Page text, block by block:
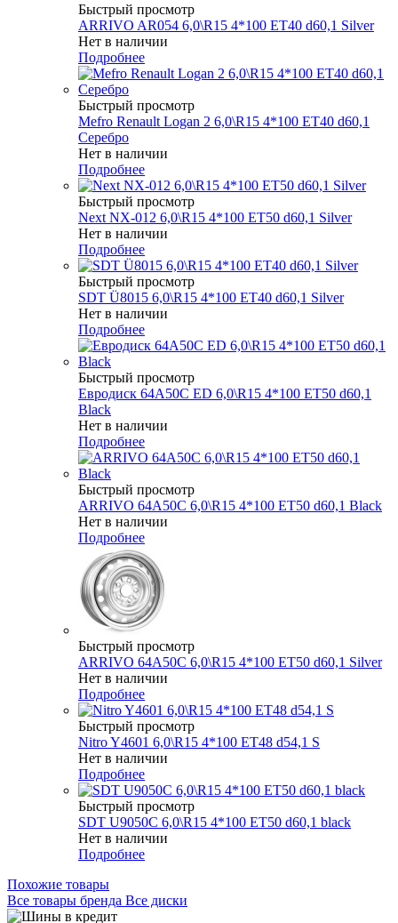
Быстрый просмотр
ARRIVO AR054 6,0\R15 4*100 ET40 d60,1 Silver
Нет в наличии
Подробнее
Быстрый просмотр
Mefro Renault Logan 2 6,0\R15 4*100 ET40 d60,1
Серебро
Нет в наличии
Подробнее
Быстрый просмотр
Next NX-012 6,0\R15 4*100 ET50 d60,1 Silver
Нет в наличии
Подробнее
Быстрый просмотр
SDT Ü8015 6,0\R15 4*100 ET40 d60,1 Silver
Нет в наличии
Подробнее
Быстрый просмотр
Евродиск 64A50C ED 6,0\R15 4*100 ET50 d60,1
Black
Нет в наличии
Подробнее
Быстрый просмотр
ARRIVO 64A50C 6,0\R15 4*100 ET50 d60,1 Black
Нет в наличии
Подробнее
Быстрый просмотр
ARRIVO 64A50C 6,0\R15 4*100 ET50 d60,1 Silver
Нет в наличии
Подробнее
Быстрый просмотр
Nitro Y4601 6,0\R15 4*100 ET48 d54,1 S
Нет в наличии
Подробнее
Быстрый просмотр
SDT U9050C 6,0\R15 4*100 ET50 d60,1 black
Нет в наличии
Подробнее
Похожие товары
Все товары бренда Все диски